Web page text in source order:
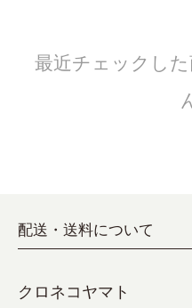
最近チェックし
配送・送料について
クロネコヤマト